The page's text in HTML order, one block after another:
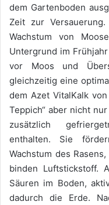
dem Gartenboden
Zeit zur
Wachstum von
Untergrund im
vor Moos und
gleichzeitig eine
dem Azet VitalKalk
Teppich“ aber nicht
zusätzlich
enthalten. Sie
Wachstum des
binden Luftstickstoff.
Säuren im Boden,
dadurch die Erde.